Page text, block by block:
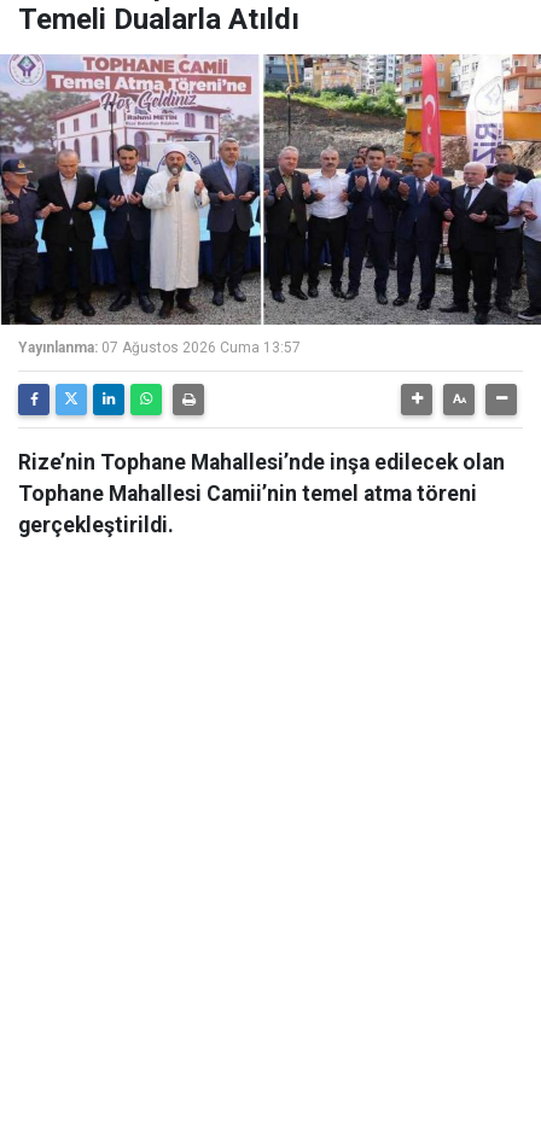
Temeli Dualarla Atıldı
Yayınlanma: 07 Ağustos 2026 Cuma 13:57
Rize’nin Tophane Mahallesi’nde inşa edilecek olan
Tophane Mahallesi Camii’nin temel atma töreni
gerçekleştirildi.